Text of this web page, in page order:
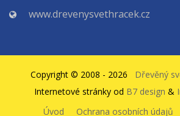
www.drevenysvethracek.cz
Copyright © 2008 - 2026 Dřevěný
Internetové stránky od B7 design &
Úvod
Ochrana osobních údajů